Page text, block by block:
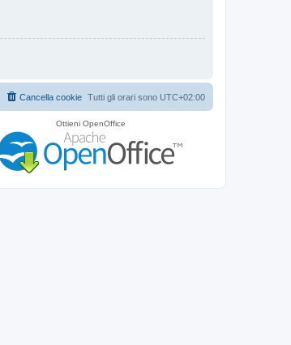
Tutti gli orari sono UTC+02:00
Cancella cookie
Ottieni OpenOffice